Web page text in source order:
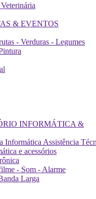
& EVENTOS
- Verduras - Legumes
INFORMÁTICA &
Informática Assistência
e acessórios
- Som - Alarme
Larga